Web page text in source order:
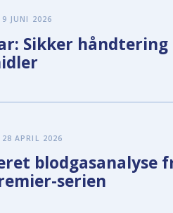
9 JUNI 2026
Sikker
28 APRIL 2026
blodgasanalyse
serien